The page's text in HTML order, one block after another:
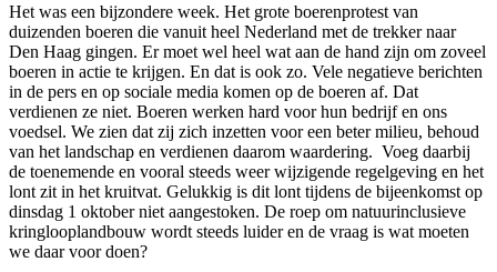
Het was een bijzondere week. Het grote boerenprotest van
duizenden boeren die vanuit heel Nederland met de trekker naar
Den Haag gingen. Er moet wel heel wat aan de hand zijn om zoveel
boeren in actie te krijgen. En dat is ook zo. Vele negatieve berichten
in de pers en op sociale media komen op de boeren af. Dat
verdienen ze niet. Boeren werken hard voor hun bedrijf en ons
voedsel. We zien dat zij zich inzetten voor een beter milieu, behoud
van het landschap en verdienen daarom waardering. Voeg daarbij
de toenemende en vooral steeds weer wijzigende regelgeving en het
lont zit in het kruitvat. Gelukkig is dit lont tijdens de bijeenkomst op
dinsdag 1 oktober niet aangestoken. De roep om natuurinclusieve
kringlooplandbouw wordt steeds luider en de vraag is wat moeten
we daar voor doen?